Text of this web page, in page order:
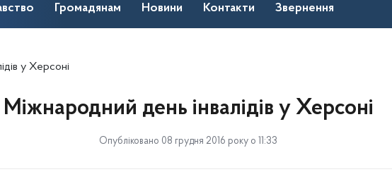
Громадянам Новини Контакти Звернення
у Херсоні
Міжнародний день інвалідів у Херсоні
Опубліковано 08 грудня 2016 року о 11:33